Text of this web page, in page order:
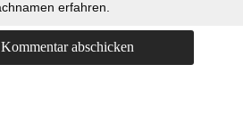
erfahren.